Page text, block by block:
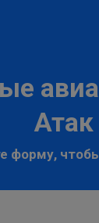
Атак
форму,